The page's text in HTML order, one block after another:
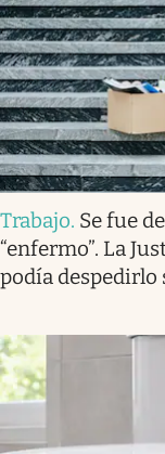
Trabajo. Se fue
“enfermo”. La
podía